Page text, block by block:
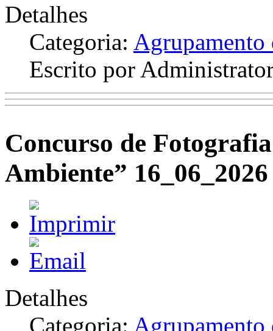
Detalhes
Categoria: Agrupamento
Escrito por
Concurso de
Ambiente” 16_06_2026
Detalhes
Categoria: Agrupamento